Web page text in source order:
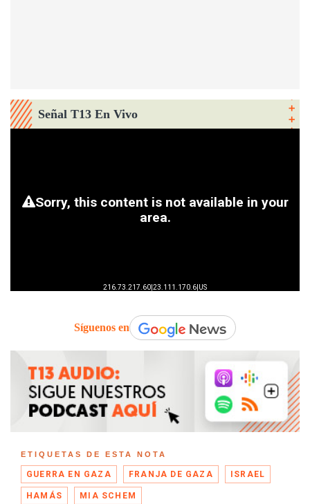
Señal T13 En Vivo
Síguenos en
ETIQUETAS DE ESTA NOTA
GUERRA EN GAZA FRANJA DE GAZA ISRAEL
HAMÁS MIA SCHEM